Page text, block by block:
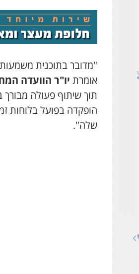
"מדובר בתוכנית
אומרת יו"ר הוועדה
תוך שיתוף פעולה מבורך
הופקדה בפועל בלוחות
שלה".